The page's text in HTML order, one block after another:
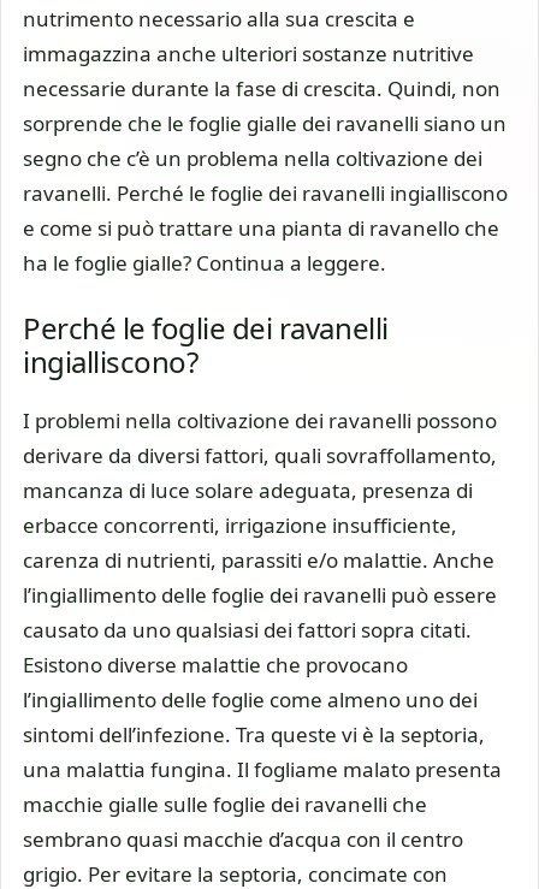
nutrimento necessario alla sua crescita e
immagazzina anche ulteriori sostanze nutritive
necessarie durante la fase di crescita. Quindi, non
sorprende che le foglie gialle dei ravanelli siano un
segno che c’è un problema nella coltivazione dei
ravanelli. Perché le foglie dei ravanelli ingialliscono
e come si può trattare una pianta di ravanello che
ha le foglie gialle? Continua a leggere.
Perché le foglie dei ravanelli
ingialliscono?
I problemi nella coltivazione dei ravanelli possono
derivare da diversi fattori, quali sovraffollamento,
mancanza di luce solare adeguata, presenza di
erbacce concorrenti, irrigazione insufficiente,
carenza di nutrienti, parassiti e/o malattie. Anche
l’ingiallimento delle foglie dei ravanelli può essere
causato da uno qualsiasi dei fattori sopra citati.
Esistono diverse malattie che provocano
l’ingiallimento delle foglie come almeno uno dei
sintomi dell’infezione. Tra queste vi è la septoria,
una malattia fungina. Il fogliame malato presenta
macchie gialle sulle foglie dei ravanelli che
sembrano quasi macchie d’acqua con il centro
grigio. Per evitare la septoria, concimate con